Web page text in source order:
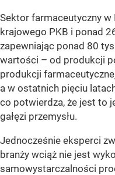
Sektor farmaceutyczny w
krajowego PKB i ponad
zapewniając ponad 80
wartości – od produkcji
produkcji
a w ostatnich pięciu
co potwierdza, że jest to
gałęzi przemysłu.
Jednocześnie eksperci
branży wciąż nie jest
samowystarczalności